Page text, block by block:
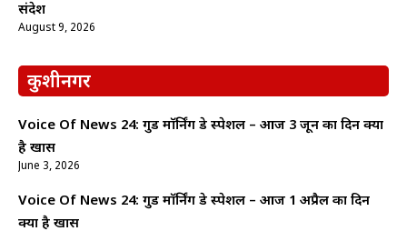
संदेश
August 9, 2026
कुशीनगर
Voice Of News 24: गुड माॅर्निंग डे स्पेशल – आज 3 जून का दिन क्यों
है खास
June 3, 2026
Voice Of News 24: गुड माॅर्निंग डे स्पेशल – आज 1 अप्रैल का दिन
क्यों है खास